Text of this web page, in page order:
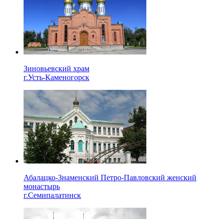
Зиновьевский храм
г.Усть-Каменогорск
Абалацко-Знаменский Петро-Павловский женский
монастырь
г.Семипалатинск